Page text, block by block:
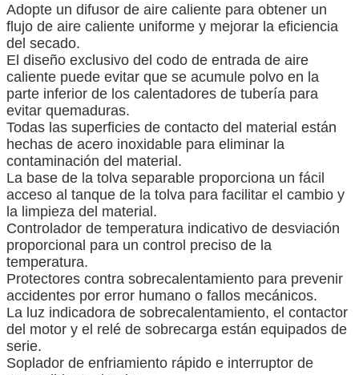
Adopte un difusor de aire caliente para obtener un
flujo de aire caliente uniforme y mejorar la eficiencia
del secado.
El diseño exclusivo del codo de entrada de aire
caliente puede evitar que se acumule polvo en la
parte inferior de los calentadores de tubería para
evitar quemaduras.
Todas las superficies de contacto del material están
hechas de acero inoxidable para eliminar la
contaminación del material.
La base de la tolva separable proporciona un fácil
acceso al tanque de la tolva para facilitar el cambio y
la limpieza del material.
Controlador de temperatura indicativo de desviación
proporcional para un control preciso de la
temperatura.
Protectores contra sobrecalentamiento para prevenir
accidentes por error humano o fallos mecánicos.
La luz indicadora de sobrecalentamiento, el contactor
del motor y el relé de sobrecarga están equipados de
serie.
Soplador de enfriamiento rápido e interruptor de